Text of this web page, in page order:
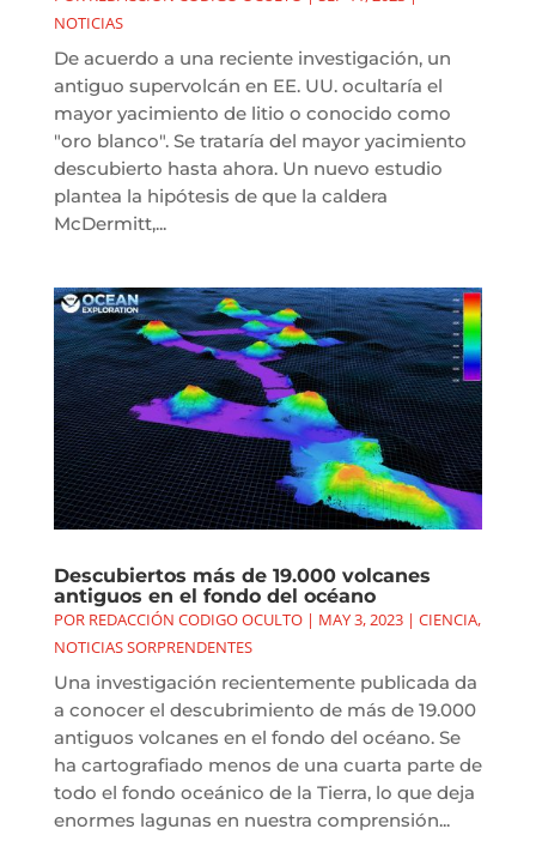
NOTICIAS
De acuerdo a una reciente investigación, un
antiguo supervolcán en EE. UU. ocultaría el
mayor yacimiento de litio o conocido como
"oro blanco". Se trataría del mayor yacimiento
descubierto hasta ahora. Un nuevo estudio
plantea la hipótesis de que la caldera
McDermitt,...
Descubiertos más de 19.000 volcanes
antiguos en el fondo del océano
POR REDACCIÓN CODIGO OCULTO| MAY 3, 2023| CIENCIA,
NOTICIAS SORPRENDENTES
Una investigación recientemente publicada da
a conocer el descubrimiento de más de 19.000
antiguos volcanes en el fondo del océano. Se
ha cartografiado menos de una cuarta parte de
todo el fondo oceánico de la Tierra, lo que deja
enormes lagunas en nuestra comprensión...